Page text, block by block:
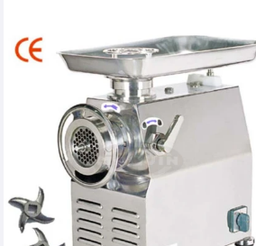
Panaderias,Panificacion
Postre,Pizzerias,Muebles y